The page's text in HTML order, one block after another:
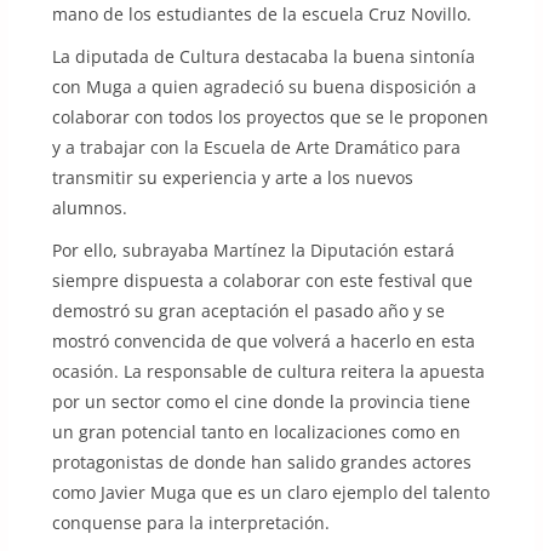
mano de los estudiantes de la escuela Cruz Novillo.
La diputada de Cultura destacaba la buena sintonía
con Muga a quien agradeció su buena disposición a
colaborar con todos los proyectos que se le proponen
y a trabajar con la Escuela de Arte Dramático para
transmitir su experiencia y arte a los nuevos
alumnos.
Por ello, subrayaba Martínez la Diputación estará
siempre dispuesta a colaborar con este festival que
demostró su gran aceptación el pasado año y se
mostró convencida de que volverá a hacerlo en esta
ocasión. La responsable de cultura reitera la apuesta
por un sector como el cine donde la provincia tiene
un gran potencial tanto en localizaciones como en
protagonistas de donde han salido grandes actores
como Javier Muga que es un claro ejemplo del talento
conquense para la interpretación.